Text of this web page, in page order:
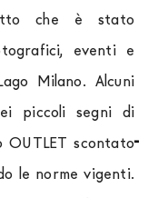
che è stato
eventi e
Milano. Alcuni
piccoli segni di
scontato
le norme vigenti.